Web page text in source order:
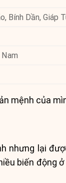
Bính Dần, Giáp
mệnh của
nhưng lại
biến động